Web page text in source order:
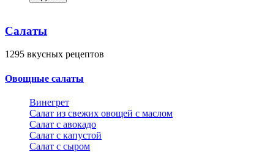
Салаты
1295 вкусных рецептов
Овощные салаты
Винегрет
Салат из свежих овощей с маслом
Салат с авокадо
Салат с капустой
Салат с сыром